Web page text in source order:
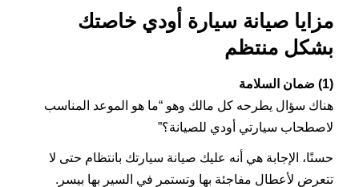
مزايا صيانة سيارة أودي خاصتك
بشكل منتظم
(1) ضمان السلامة
هناك سؤال يطرحه كل مالك وهو “ما هو الموعد المناسب
لاصطحاب سيارتي أودي للصيانة؟”
حسنًا، الإجابة هي أنه عليك صيانة سيارتك بانتظام حتى لا
تتعرض لأعطال مفاجئة بها وتستمر في السير بها بيسر.